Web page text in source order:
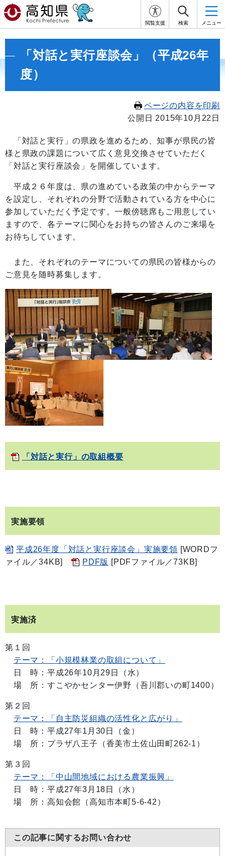
閲覧支援 検索 メニュー
「対話と実行座談会」（平成26年
度）
ページの内容を印刷
公開日 2015年10月22日
「対話と実行」の県政を進めるため、知事が県民の皆
様と県政の課題について広く意見交換させていただく
「対話と実行座談会」を開催しています。
平成２６年度は、県の進めている政策の中からテーマ
を設定し、それぞれの分野で活動されている方を中心に
参加していただく予定です。一般傍聴席もご用意してい
ますので、各テーマに関心をお持ちの皆さんのご来場を
お待ちしています。
また、それぞれのテーマについての県民の皆様からの
ご意見を随時募集します。
「対話と実行」の取組概要
実施要領
平成26年度「対話と実行座談会」実施要領 [WORDフ
ァイル／34KB]
PDF版 [PDFファイル／73KB]
実施済
第１回
テーマ：「小規模林業の取組について」
日 時：平成26年10月29日（水）
場 所：すこやかセンター伊野（吾川郡いの町1400）
第２回
テーマ：「自主防災組織の活性化と広がり」
日 時：平成27年1月30日（金）
場 所：プラザ八王子（香美市土佐山田町262-1）
第３回
テーマ：「中山間地域における農業振興」
日 時：平成27年3月18日（水）
場 所：高知会館（高知市本町5-6-42）
この記事に関するお問い合わせ